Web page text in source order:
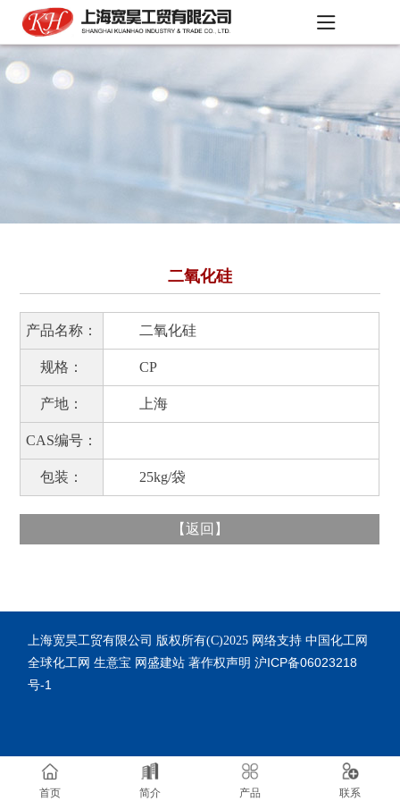
二氧化硅
产品名称： 二氧化硅
规格： CP
产地： 上海
CAS编号：
包装： 25kg/袋
【返回 】
上海宽昊工贸有限公司 版权所有(C)2025 网络支持 中国化工网
全球化工网 生意宝 网盛建站 著作权声明 沪ICP备06023218
号-1
首页 简介 产品 联系